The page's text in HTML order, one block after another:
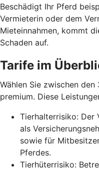
Beschädigt Ihr Pferd
Vermieterin oder dem
Mieteinnahmen, kommt
Schaden auf.
Tarife im
Wählen Sie zwischen
premium. Diese
Tierhalterrisiko: Der
als
sowie für
Pferdes.
Tierhüterrisiko: